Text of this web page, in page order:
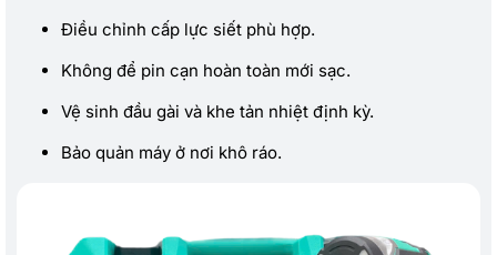
Điều chỉnh cấp lực siết phù hợp.
Không để pin cạn hoàn toàn mới sạc.
Vệ sinh đầu gài và khe tản nhiệt định kỳ.
Bảo quản máy ở nơi khô ráo.